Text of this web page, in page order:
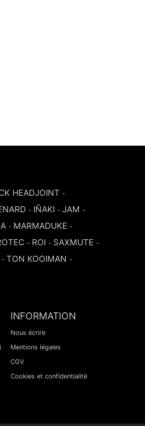
HEADJOINT -
- IÑAKI - JAM -
- MARMADUKE -
- ROI - SAXMUTE -
- TON KOOIMAN -
INFORMATION
Nous écrire
Mentions légales
CGV
Cookies et confidentialité